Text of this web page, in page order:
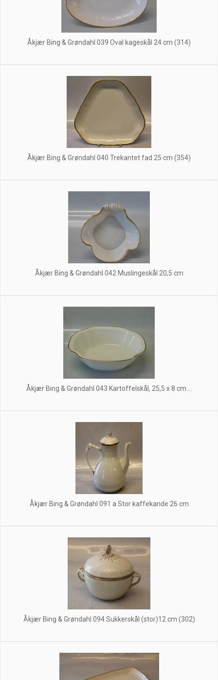
Åkjær Bing & Grøndahl 039 Oval kageskål 24 cm (314)
Åkjær Bing & Grøndahl 040 Trekantet fad 25 cm (354)
Åkjær Bing & Grøndahl 042 Muslingeskål 20,5 cm
Åkjær Bing & Grøndahl 043 Kartoffelskål, 25,5 x 8 cm ...
Åkjær Bing & Grøndahl 091 a Stor kaffekande 26 cm
Åkjær Bing & Grøndahl 094 Sukkerskål (stor)12 cm (302)